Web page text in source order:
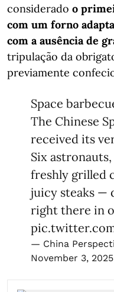
considerado o
com um forno
com a ausência de
tripulação da
previamente
Space
The Chinese
received its
Six
freshly grilled
juicy steaks —
right there in
— China
November 3, 2025